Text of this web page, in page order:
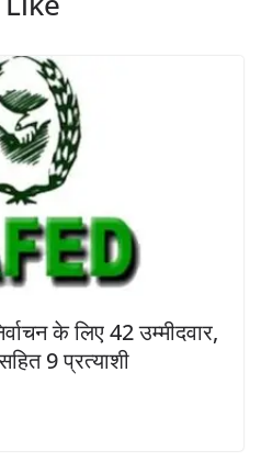
के लिए 42 उम्मीदवार,
9 प्रत्याशी